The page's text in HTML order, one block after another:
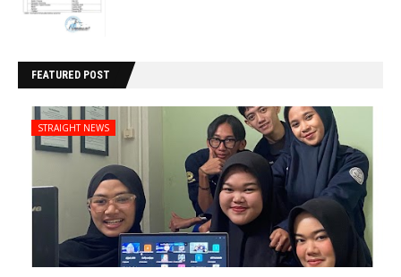
FEATURED POST
STRAIGHT NEWS